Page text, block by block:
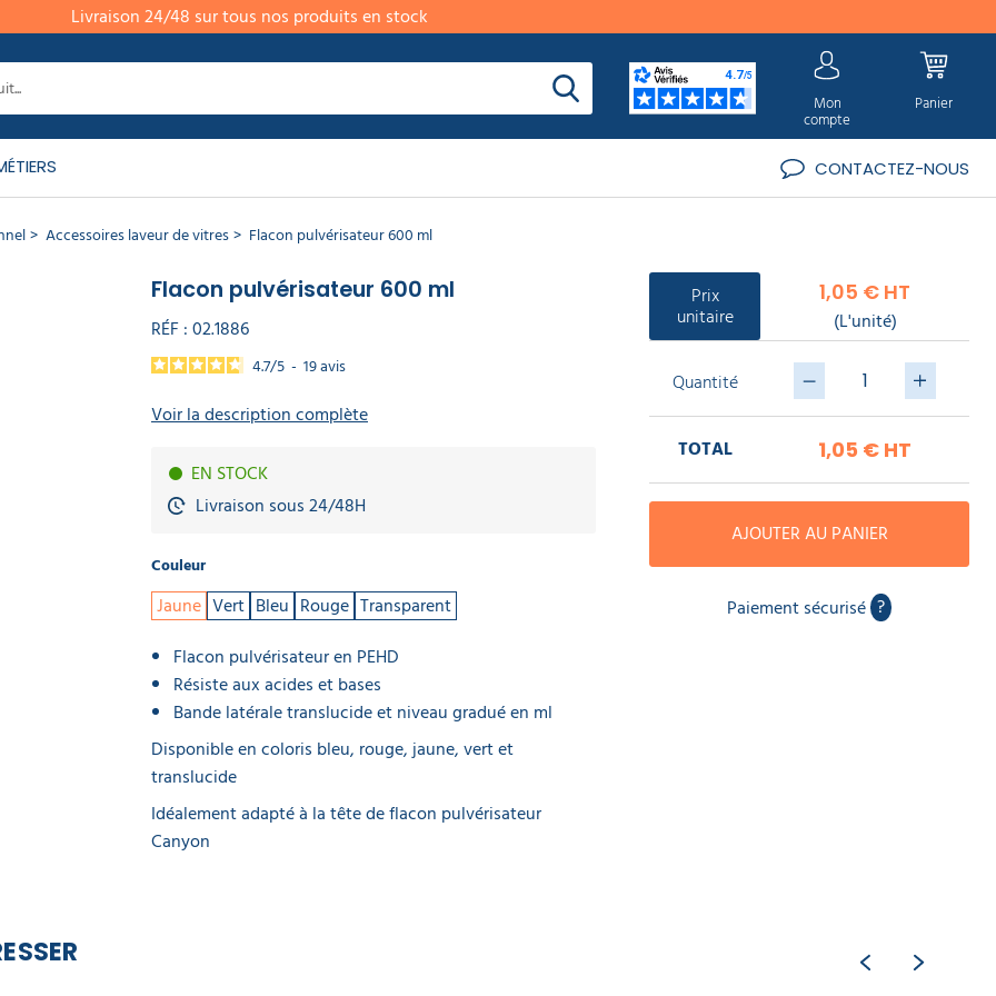
Livraison 24/48 sur tous nos produits en stock
Mon
compte
Panier
CONTACTEZ-NOUS
Accessoires laveur de vitres Flacon pulvérisateur 600 ml
Flacon pulvérisateur 600 ml
RÉF :02.1886
4.7/5 - 19avis
Voir la description complète
EN STOCK
Livraison sous 24/48H
Couleur
Jaune Vert Bleu Rouge Transparent
Flacon pulvérisateur en PEHD
Résiste aux acides et bases
Bande latérale translucide et niveau gradué en ml
Disponible en coloris bleu, rouge, jaune, vert et
translucide
Idéalement adapté à la tête de flacon pulvérisateur
Canyon
Prix
unitaire
1,05 € HT
(L'unité)
Quantité
TOTAL 1,05 € HT
AJOUTER AU PANIER
Paiement sécurisé ?